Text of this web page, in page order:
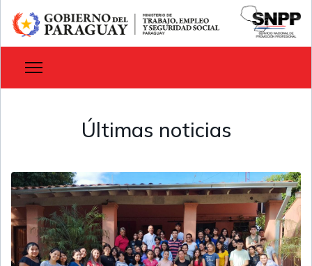
Últimas noticias